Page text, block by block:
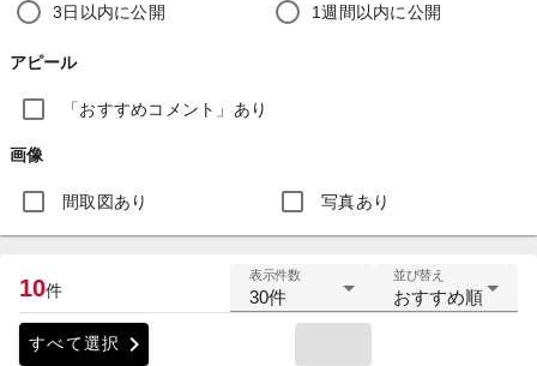
3日以内に公開 1週間以内に公開
アピール
「おすすめコメント」あり
画像
間取図あり 写真あり
10件
表示件数
30件
並び替え
おすすめ順
すべて選択 chevron_right